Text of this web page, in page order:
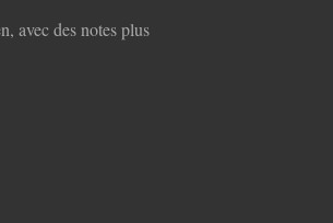
avec des notes plus